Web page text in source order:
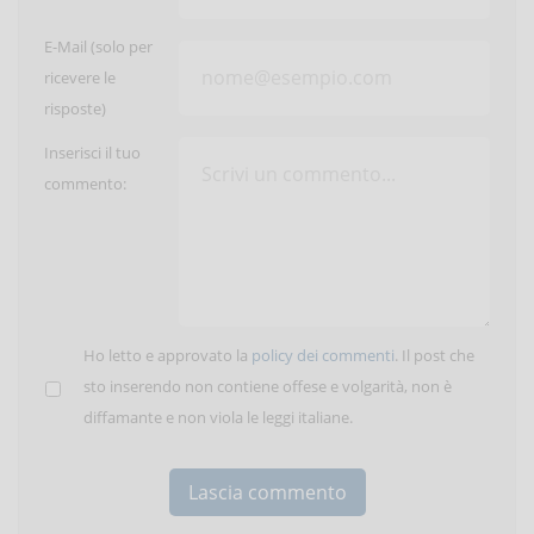
E-Mail (solo per
ricevere le
risposte)
Inserisci il tuo
commento:
Ho letto e approvato la policy dei commenti. Il post che
sto inserendo non contiene offese e volgarità, non è
diffamante e non viola le leggi italiane.